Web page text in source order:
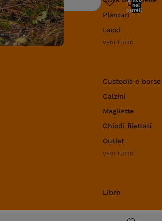
Plantari
Lacci
VEDI TUTTO
Custodie e
Calzini
Magliette
Chiodi filettati
Outlet
VEDI TUTTO
Libro
Ricerca
nel
carrello: